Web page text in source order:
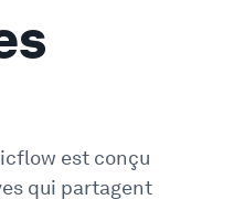
est conçu
qui partagent